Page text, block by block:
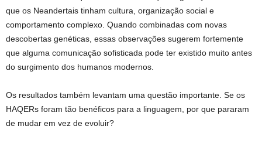
que os Neandertais tinham cultura, organização social e
comportamento complexo. Quando combinadas com novas
descobertas genéticas, essas observações sugerem fortemente
que alguma comunicação sofisticada pode ter existido muito antes
do surgimento dos humanos modernos.
Os resultados também levantam uma questão importante. Se os
HAQERs foram tão benéficos para a linguagem, por que pararam
de mudar em vez de evoluir?